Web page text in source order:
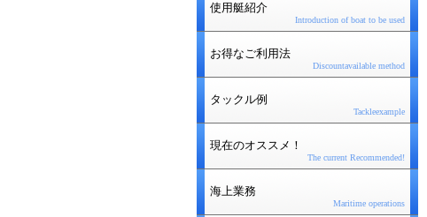
使用艇紹介
Introduction of boat to be used
お得なご利用法
Discountavailable method
タックル例
Tackleexample
現在のオススメ！
The current Recommended!
海上業務
Maritime operations